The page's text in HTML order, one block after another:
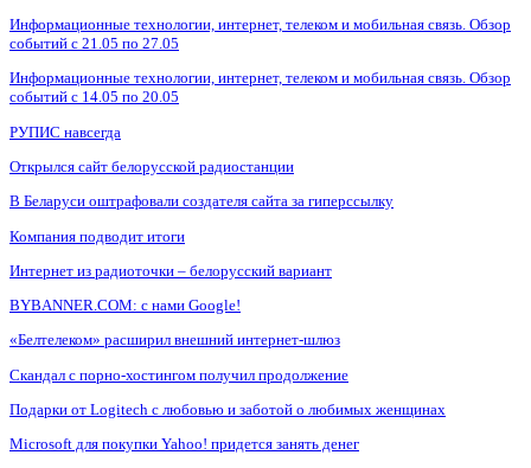
Информационные технологии, интернет, телеком и мобильная связь. Обзор
событий с 21.05 по 27.05
Информационные технологии, интернет, телеком и мобильная связь. Обзор
событий с 14.05 по 20.05
РУПИС навсегда
Открылся сайт белорусской радиостанции
В Беларуси оштрафовали создателя сайта за гиперссылку
Компания подводит итоги
Интернет из радиоточки – белорусский вариант
BYBANNER.COM: c нами Google!
«Белтелеком» расширил внешний интернет-шлюз
Скандал с порно-хостингом получил продолжение
Подарки от Logitech с любовью и заботой о любимых женщинах
Microsoft для покупки Yahoo! придется занять денег